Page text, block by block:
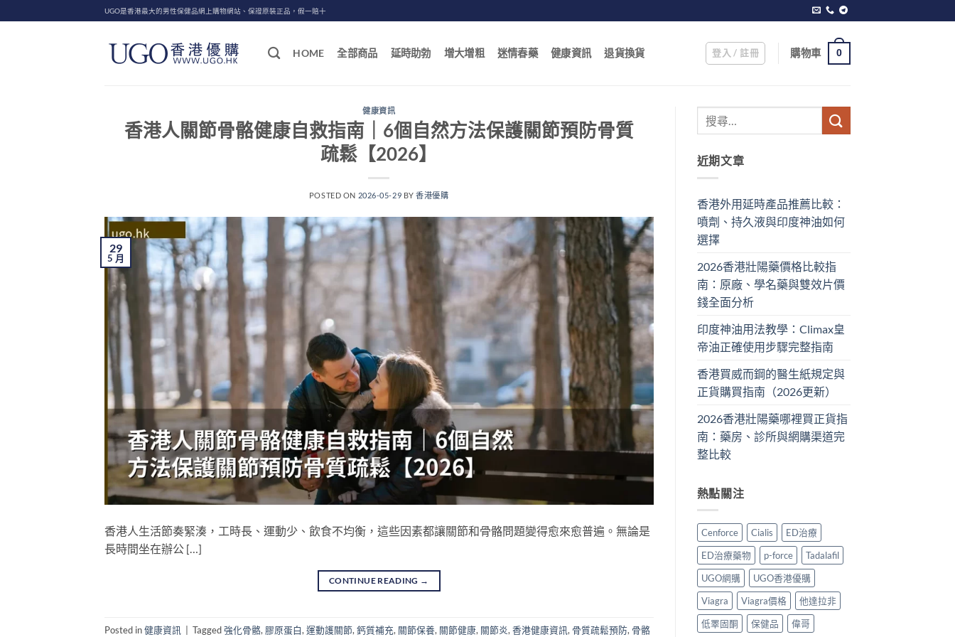
to
UGO是香港最大的男性保健品網上購物網站、保證原裝正品，假一賠十
HOME 全部商品 延時助勃 增大增粗 迷情春藥 健康資訊 退貨換貨 登入 / 註冊 購物車 0
健康資訊
香港人關節骨骼健康自救指南｜6個自然方法保護關節預防骨質
疏鬆【2026】
POSTED ON 2026-05-29 BY香港優購
29
5 月
香港人生活節奏緊湊，工時長、運動少、飲食不均衡，這些因素都讓關節和骨骼問題變得愈來愈普遍。無論是
長時間坐在辦公 […]
CONTINUE READING →
Posted in健康資訊 Tagged強化骨骼, 膠原蛋白, 運動護關節, 鈣質補充, 關節保養, 關節健康, 關節炎, 香港健康資訊, 骨質疏鬆預防, 骨骼
近期文章
香港外用延時產品推薦比較：
噴劑、持久液與印度神油如何
選擇
2026香港壯陽藥價格比較指
南：原廠、學名藥與雙效片價
錢全面分析
印度神油用法教學：Climax皇
帝油正確使用步驟完整指南
香港買威而鋼的醫生紙規定與
正貨購買指南（2026更新）
2026香港壯陽藥哪裡買正貨指
南：藥房、診所與網購渠道完
整比較
熱點關注
Cenforce Cialis
ED治療
ED治療藥物
p-force
Tadalafil
UGO網購
UGO香港優購
Viagra
Viagra價格
他達拉非
低睪固酮
保健品 偉哥